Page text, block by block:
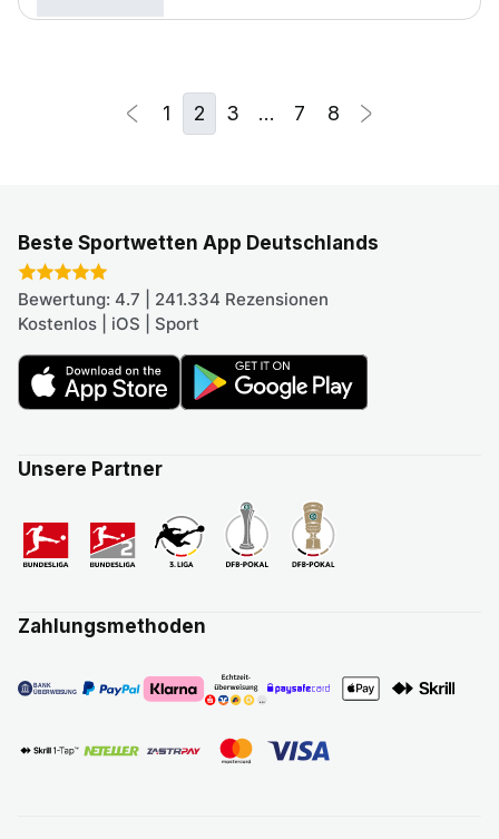
1 2 3 … 7 8
Beste Sportwetten App Deutschlands
Bewertung: 4.7 | 241.334 Rezensionen
Kostenlos | iOS | Sport
Unsere Partner
Zahlungsmethoden